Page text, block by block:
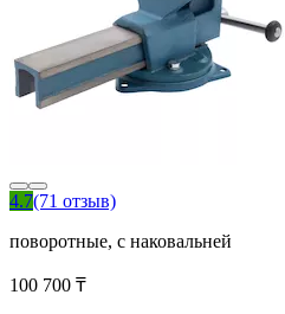
4.7(71 отзыв)
поворотные, с наковальней
100 700 ₸